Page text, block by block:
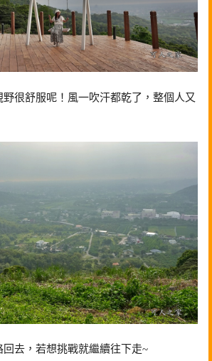
很舒服呢！風一吹汗都乾了，整個人又
去，若想挑戰就繼續往下走~